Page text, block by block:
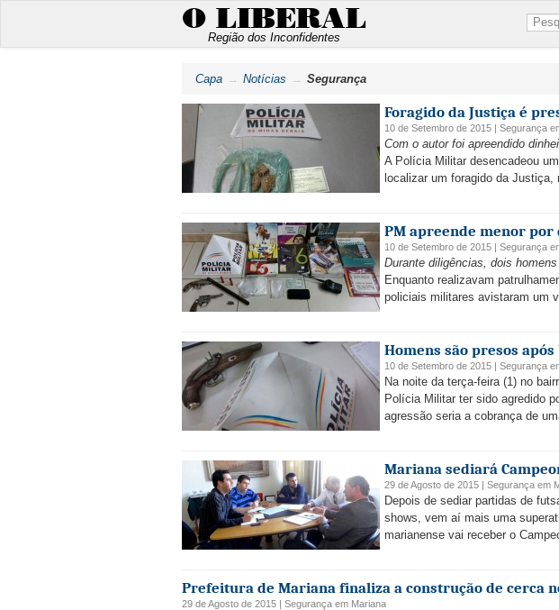
O LIBERAL
Região dos Inconfidentes
Capa Notícias Segurança
Foragido da Justiça é
10 de Setembro de 2015 | Segurança
Com o autor foi apreendido
A Polícia Militar desencadeou
localizar um foragido da
PM apreende menor
10 de Setembro de 2015 | Segurança
Durante diligências, dois
Enquanto realizavam
policiais militares avistaram um
Homens são presos
10 de Setembro de 2015 | Segurança
Na noite da terça-feira (1) no
Polícia Militar ter sido agredido
agressão seria a cobrança de
Mariana sediará
29 de Agosto de 2015 | Segurança em
Depois de sediar partidas de
shows, vem aí mais uma
marianense vai receber o
Prefeitura de Mariana finaliza a construção de cerca
29 de Agosto de 2015 | Segurança em Mariana